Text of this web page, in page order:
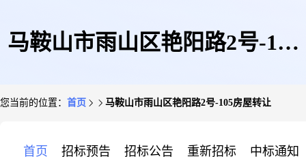
马鞍山市雨山区艳阳路2号-105
您当前的位置： 首页 马鞍山市雨山区艳阳路2号-105房屋转让
首页 招标预告 招标公告 重新招标 中标通知